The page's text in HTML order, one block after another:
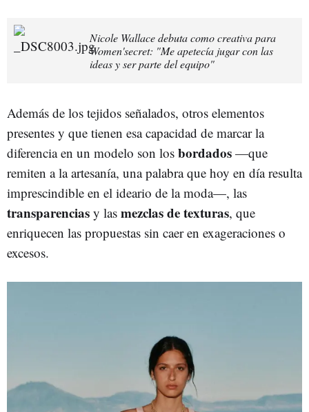
Nicole Wallace debuta como creativa para
Women'secret: "Me apetecía jugar con las
ideas y ser parte del equipo"
Además de los tejidos señalados, otros elementos
presentes y que tienen esa capacidad de marcar la
diferencia en un modelo son los bordados —que
remiten a la artesanía, una palabra que hoy en día resulta
imprescindible en el ideario de la moda—, las
transparencias y las mezclas de texturas, que
enriquecen las propuestas sin caer en exageraciones o
excesos.